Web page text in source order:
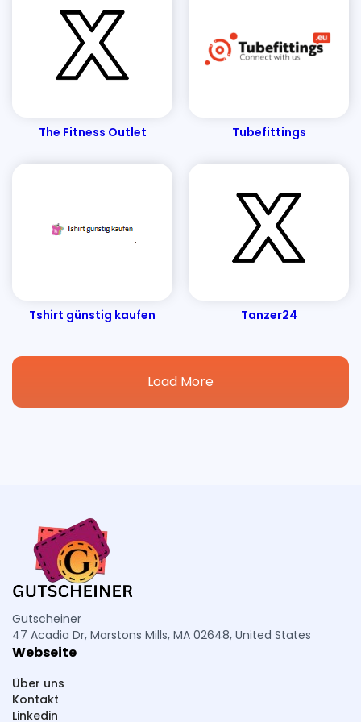
The Fitness Outlet Tubefittings
Tshirt günstig kaufen Tanzer24
Load More
Gutscheiner
47 Acadia Dr, Marstons Mills, MA 02648, United States
Webseite
Über uns
Kontakt
Linkedin